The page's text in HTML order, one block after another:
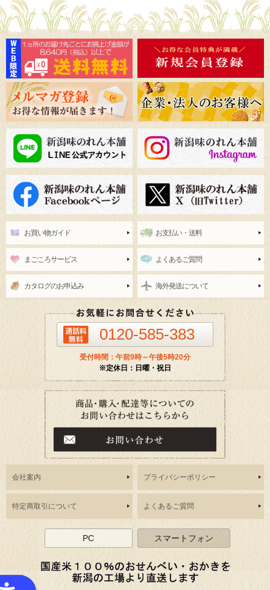
お買い物ガイド お支払い・送料
まごころサービス よくあるご質問
カタログのお申込み 海外発送について
0120-585-383
受付時間：午前9時～午後5時20分
※定休日：日曜・祝日
会社案内 プライバシーポリシー
特定商取引について よくあるご質問
PC スマートフォン